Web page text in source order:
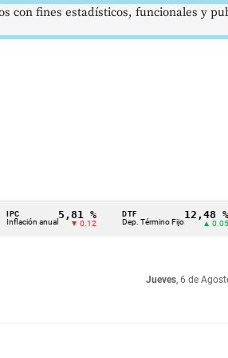
anual
5,81 %
▼ 0.12
DTF
Dep. Término Fijo
12,48 %
▲ 0.05
Jueves, 6 de
con fines estadísticos, funcionales y